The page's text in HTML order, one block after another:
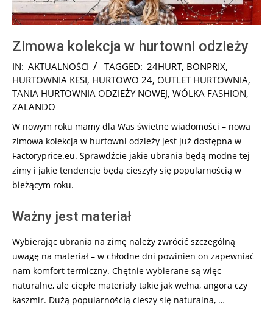
Zimowa kolekcja w hurtowni odzieży
2024-
11-
29
IN: AKTUALNOŚCI TAGGED: 24HURT, BONPRIX,
HURTOWNIA KESI, HURTOWO 24, OUTLET HURTOWNIA,
TANIA HURTOWNIA ODZIEŻY NOWEJ, WÓLKA FASHION,
ZALANDO
W nowym roku mamy dla Was świetne wiadomości – nowa
zimowa kolekcja w hurtowni odzieży jest już dostępna w
Factoryprice.eu. Sprawdźcie jakie ubrania będą modne tej
zimy i jakie tendencje będą cieszyły się popularnością w
bieżącym roku.
Ważny jest materiał
Wybierając ubrania na zimę należy zwrócić szczególną
uwagę na materiał – w chłodne dni powinien on zapewniać
nam komfort termiczny. Chętnie wybierane są więc
naturalne, ale ciepłe materiały takie jak wełna, angora czy
kaszmir. Dużą popularnością cieszy się naturalna, …